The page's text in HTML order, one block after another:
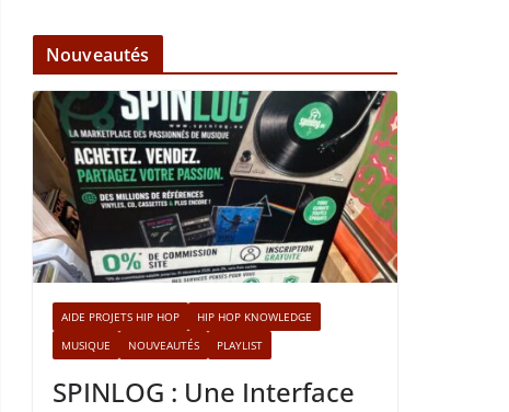
Nouveautés
AIDE PROJETS HIP HOP
HIP HOP KNOWLEDGE
MUSIQUE
NOUVEAUTÉS PLAYLIST
SPINLOG : Une Interface